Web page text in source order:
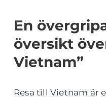
En
översikt
Vietnam”
Resa till Vietnam är